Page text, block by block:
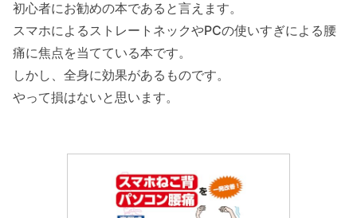
初心者にお勧めの本であると言えます。
スマホによるストレートネックやPCの使いすぎによる腰
痛に焦点を当てている本です。
しかし、全身に効果があるものです。
やって損はないと思います。